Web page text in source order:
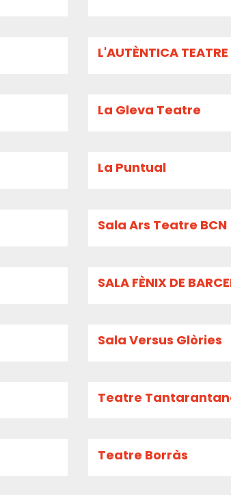
L'AUTÈNTICA
La Gleva Teatre
La Puntual
Sala Ars Teatre BCN
SALA FÈNIX DE
Sala Versus Glòries
Teatre
Teatre Borràs